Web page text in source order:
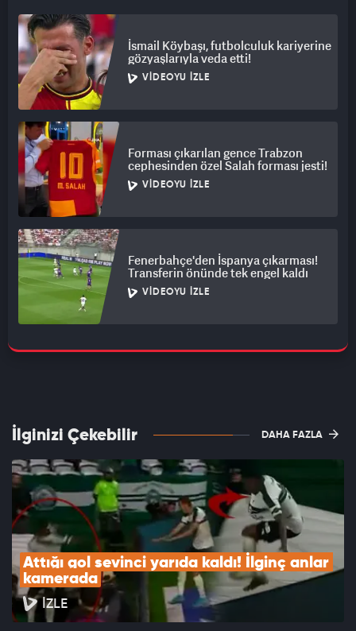
İsmail Köybaşı, futbolculuk kariyerine
gözyaşlarıyla veda etti!
VIDEOYU İZLE
Forması çıkarılan gence Trabzon
cephesinden özel Salah forması jesti!
VIDEOYU İZLE
Fenerbahçe'den İspanya çıkarması!
Transferin önünde tek engel kaldı
VIDEOYU İZLE
İlginizi Çekebilir DAHA FAZLA
Attığı gol sevinci yarıda kaldı! İlginç anlar
kamerada
İZLE